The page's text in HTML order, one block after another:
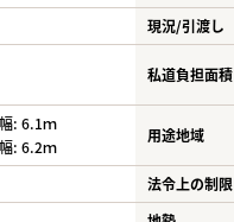
現況/引渡し
私道負担面積
: 6.1ｍ
: 6.2ｍ
用途地域
法令上の制限